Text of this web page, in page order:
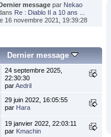
messagepar Nekao
Re : Diablo II a 10 ans ...
16 novembre 2021, 19:39:28
Dernier message
24 septembre 2025,
22:30:30
parAedril
29 juin 2022, 16:05:55
par Hara
19 janvier 2022, 22:03:11
par Kmachin